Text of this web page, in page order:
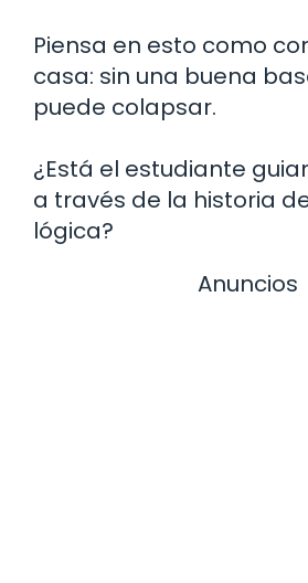
Piensa en esto como
casa: sin una buena
puede colapsar.
¿Está el estudiante
a través de la historia
lógica?
Anuncios